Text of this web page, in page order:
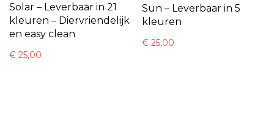
Solar – Leverbaar in 21
kleuren – Diervriendelijk
en easy clean
€ 25,00
Sun – Leverbaar in 5
kleuren
€25,00